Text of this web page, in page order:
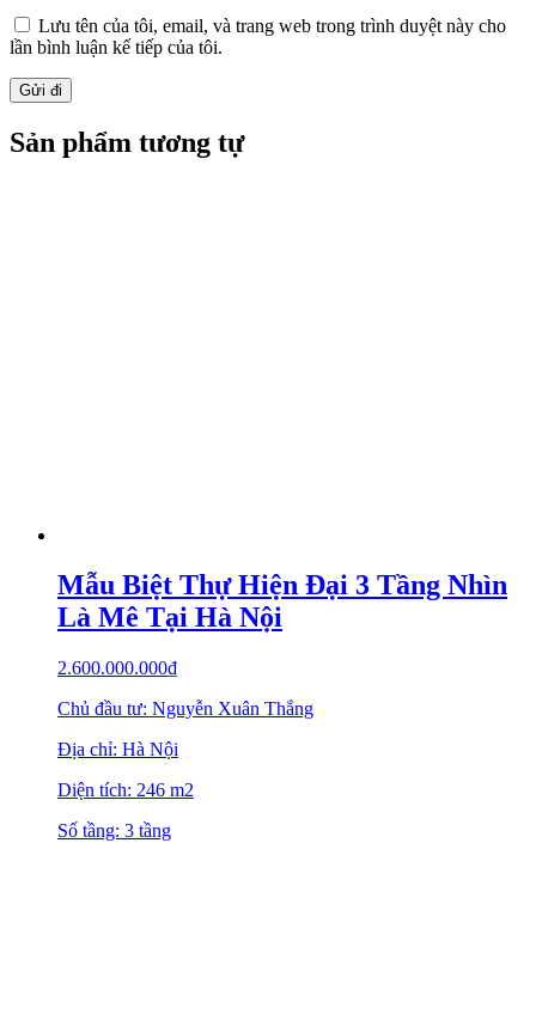
Lưu tên của tôi, email, và trang web trong trình duyệt này cho
lần bình luận kế tiếp của tôi.
Sản phẩm tương tự
Mẫu Biệt Thự Hiện Đại 3 Tầng Nhìn
Là Mê Tại Hà Nội
2.600.000.000₫
Chủ đầu tư: Nguyễn Xuân Thắng
Địa chỉ: Hà Nội
Diện tích: 246 m2
Số tầng: 3 tầng